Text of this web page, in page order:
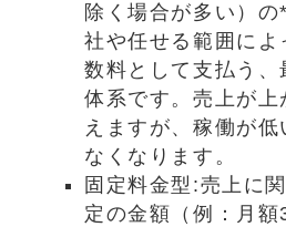
除く場合が多い）
社や任せる範囲に
数料として支払う
体系です。売上が
えますが、稼働が
なくなります。
固定料金型:売上に
定の金額（例：月